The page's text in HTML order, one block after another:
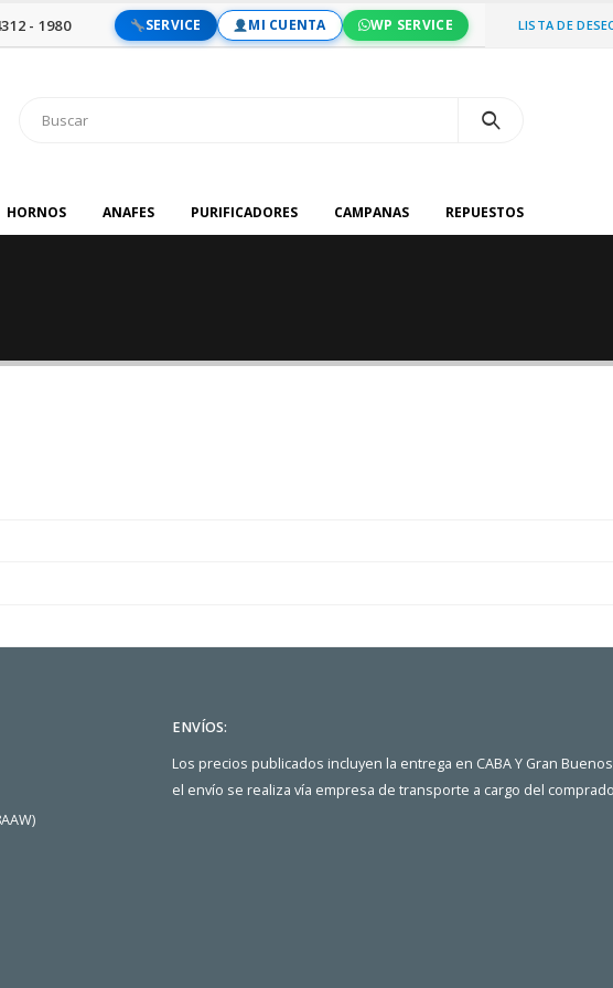
- 1980 SERVICE MI CUENTA WP SERVICE LISTA DE
HORNOS ANAFES PURIFICADORES CAMPANAS REPUESTOS
ENVÍOS:
Los precios publicados incluyen la entrega en CABA Y Gran
el envío se realiza vía empresa de transporte a cargo del